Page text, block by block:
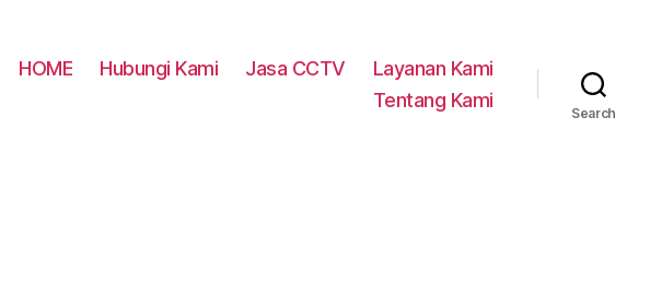
HOME Hubungi Kami Jasa CCTV
Layanan Kami
Tentang Kami
Search